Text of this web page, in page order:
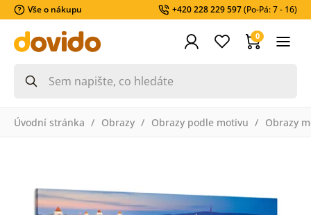
Vše o nákupu +420 228 229 597(Po-Pá: 7 - 16)
0
Úvodní stránka Obrazy Obrazy podle motivu Obrazy